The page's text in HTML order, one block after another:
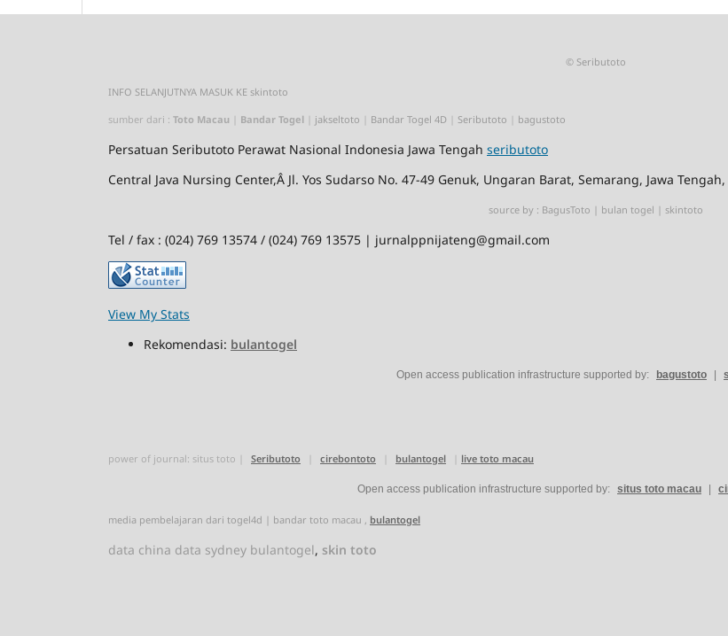
© Seributoto
INFO SELANJUTNYA MASUK KE skintoto
sumber dari : Toto Macau Bandar Togel jakseltoto Bandar Togel 4D Seributoto bagustoto
Persatuan Seributoto Perawat Nasional Indonesia Jawa Tengah seributoto
Central Java Nursing Center,Â Jl. Yos Sudarso No. 47-49 Genuk, Ungaran Barat, Semarang, Jawa
source by : BagusToto | bulan togel | skintoto
Tel / fax : (024) 769 13574 / (024) 769 13575 | jurnalppnijateng@gmail.com
View My Stats
Rekomendasi: bulantogel
Open access publication infrastructure supported by: bagustoto
power of journal: situs toto Seributoto cirebontoto bulantogel live toto macau
Open access publication infrastructure supported by: situs toto macau
media pembelajaran dari togel4d | bandar toto macau , bulantogel
data china data sydney bulantogel, skin toto